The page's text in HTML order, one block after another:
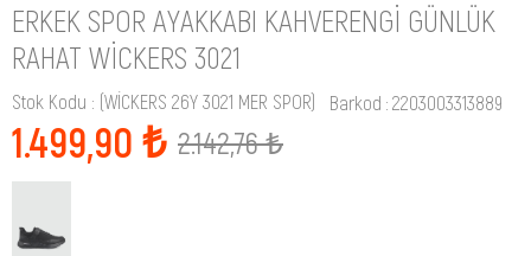
ERKEK SPOR AYAKKABI KAHVERENGI GÜNLÜK
RAHAT WİCKERS 3021
Stok Kodu (WİCKERS 26Y 3021 MER SPOR) Barkod : 2203003313889
2.142,76 ₺
1.499,90 ₺